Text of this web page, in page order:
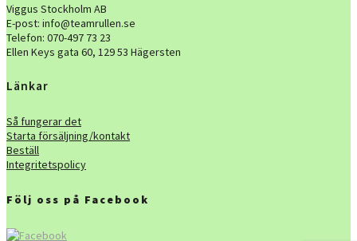
Viggus Stockholm AB
E-post: info@teamrullen.se
Telefon: 070-497 73 23
Ellen Keys gata 60, 129 53 Hägersten
Länkar
Så fungerar det
Starta försäljning/kontakt
Beställ
Integritetspolicy
Följ oss på Facebook